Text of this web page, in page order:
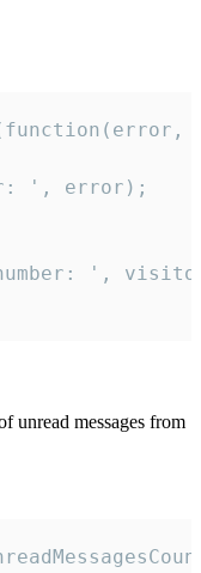
', error);
',
unread messages from